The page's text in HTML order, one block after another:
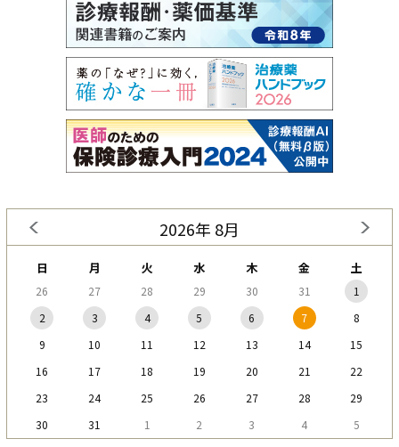
2026年 8月
日 月 火 水 木 金 土
26 27 28 29 30 31
1
2
3 4 5 6 7
8
9
10 11 12 13 14
15
16
17 18 19 20 21
22
23
24 25 26 27 28
29
30
31 1 2 3 4 5